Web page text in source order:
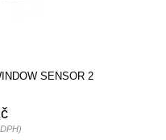
SENSOR 2